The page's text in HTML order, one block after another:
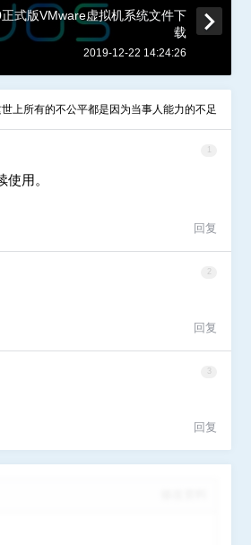
式版VMware虚拟机系统文件下
载
2019-12-22 14:24:26
上所有的不公平都是因为当事人能力的不足
1
用。
回复
2
回复
3
回复